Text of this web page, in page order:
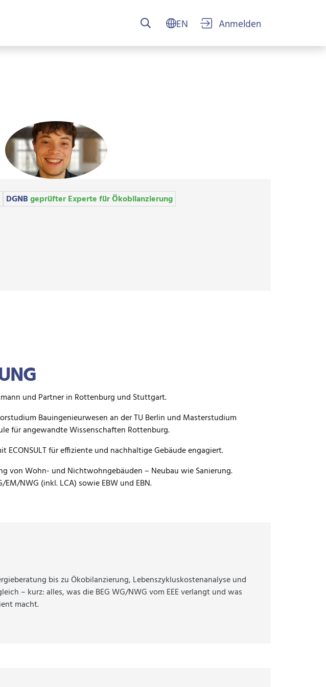
USER
DGNBgeprüfter Experte für Ökobilanzierung
und Partner in Rottenburg und Stuttgart.
Bauingenieurwesen an der TU Berlin und Masterstudium
für angewandte Wissenschaften Rottenburg.
ECONSULT für effiziente und nachhaltige Gebäude engagiert.
von Wohn- und Nichtwohngebäuden – Neubau wie Sanierung.
NWG (inkl. LCA) sowie EBW und EBN.
bis zu Ökobilanzierung, Lebenszykluskostenanalyse und
– kurz: alles, was die BEG WG/NWG vom EEE verlangt und was
macht.